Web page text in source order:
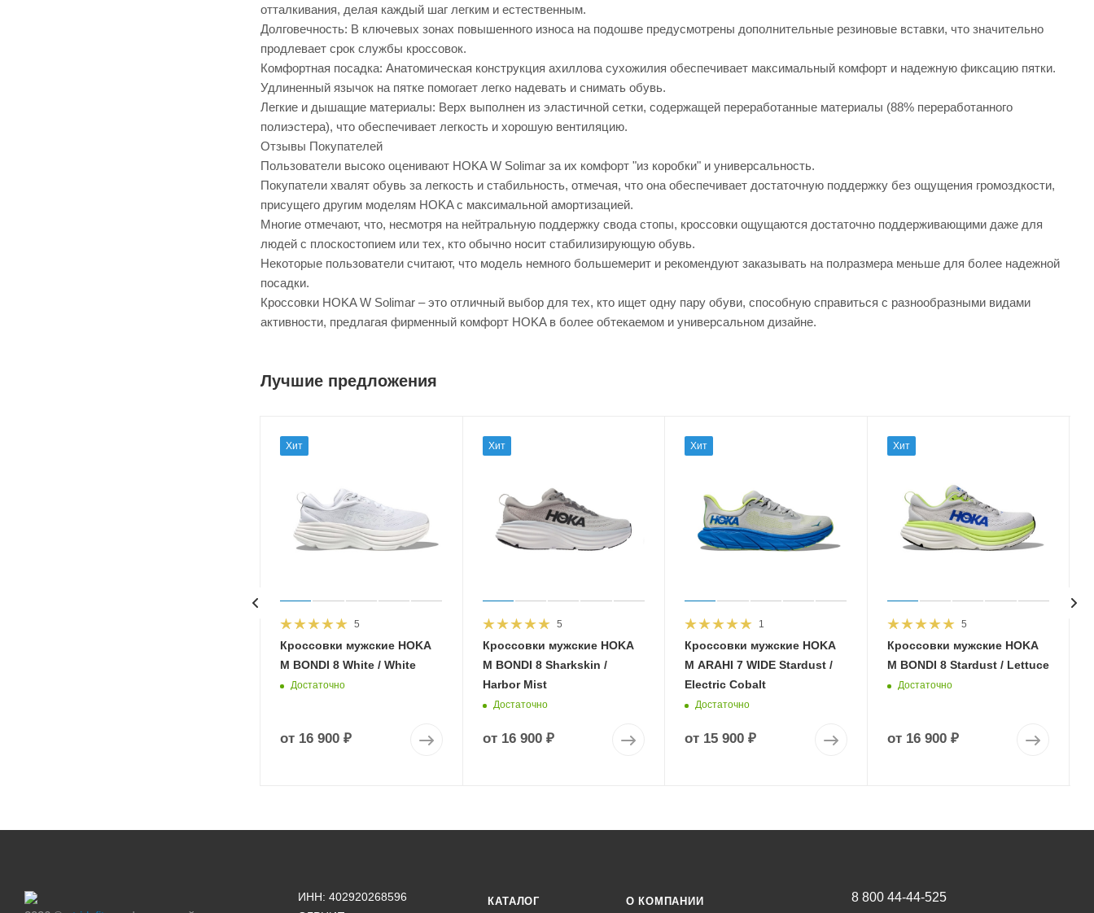
отталкивания, делая каждый шаг легким и естественным.
Долговечность: В ключевых зонах повышенного износа на подошве предусмотрены дополнительные резиновые вставки, что значительно
продлевает срок службы кроссовок.
Комфортная посадка: Анатомическая конструкция ахиллова сухожилия обеспечивает максимальный комфорт и надежную фиксацию пятки.
Удлиненный язычок на пятке помогает легко надевать и снимать обувь.
Легкие и дышащие материалы: Верх выполнен из эластичной сетки, содержащей переработанные материалы (88% переработанного
полиэстера), что обеспечивает легкость и хорошую вентиляцию.
Отзывы Покупателей
Пользователи высоко оценивают HOKA W Solimar за их комфорт "из коробки" и универсальность.
Покупатели хвалят обувь за легкость и стабильность, отмечая, что она обеспечивает достаточную поддержку без ощущения громоздкости,
присущего другим моделям HOKA с максимальной амортизацией.
Многие отмечают, что, несмотря на нейтральную поддержку свода стопы, кроссовки ощущаются достаточно поддерживающими даже для
людей с плоскостопием или тех, кто обычно носит стабилизирующую обувь.
Некоторые пользователи считают, что модель немного большемерит и рекомендуют заказывать на полразмера меньше для более надежной
посадки.
Кроссовки HOKA W Solimar – это отличный выбор для тех, кто ищет одну пару обуви, способную справиться с разнообразными видами
активности, предлагая фирменный комфорт HOKA в более обтекаемом и универсальном дизайне.
Лучшие предложения
Хит
5
Кроссовки мужские HOKA
M BONDI 8 White / White
Достаточно
от 16 900 ₽
Хит
5
Кроссовки мужские HOKA
M BONDI 8 Sharkskin /
Harbor Mist
Достаточно
от 16 900 ₽
Хит
1
Кроссовки мужские HOKA
M ARAHI 7 WIDE Stardust /
Electric Cobalt
Достаточно
от 15 900 ₽
Хит
5
Кроссовки мужские HOKA
M BONDI 8 Stardust / Lettuce
Достаточно
от 16 900 ₽
ИНН: 402920268596
КАТАЛОГ О КОМПАНИИ 8 800 44-44-525